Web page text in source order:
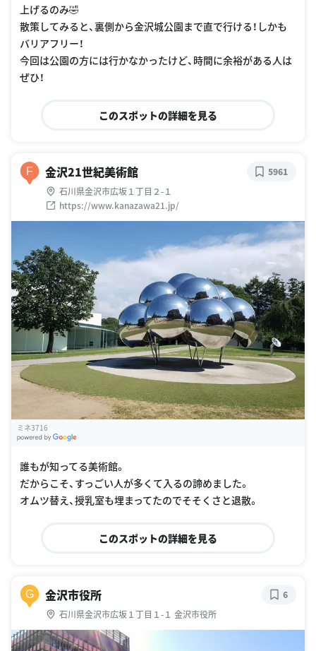
上げるのみ🤣
散策してみると、裏側から金沢城公園まで直で行ける！しかも
バリアフリー！
今回は公園の方には行かなかったけど、時間に余裕がある人は
ぜひ！
このスポットの詳細を見る
F 金沢21世紀美術館
石川県金沢市広坂１丁目２-１
https://www.kanazawa21.jp/
5961
ミネ3716
誰もが知ってる美術館。
だからこそ、すっごい人が多くて入るの諦めました。
オムツ替え、授乳室も埋まってたのでそそくさと退散。
このスポットの詳細を見る
G 金沢市役所
石川県金沢市広坂１丁目１-１ 金沢市役所
6